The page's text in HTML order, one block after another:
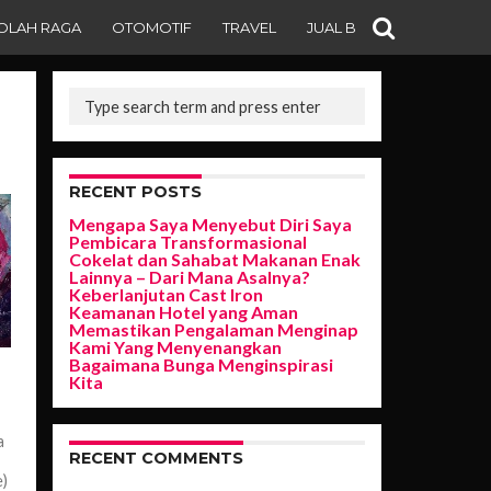
RAGA OTOMOTIF TRAVEL JUAL BELI
RECENT POSTS
Mengapa Saya Menyebut Diri Saya
Pembicara Transformasional
Cokelat dan Sahabat Makanan Enak
Lainnya – Dari Mana Asalnya?
Keberlanjutan Cast Iron
Keamanan Hotel yang Aman
Memastikan Pengalaman Menginap
Kami Yang Menyenangkan
Bagaimana Bunga Menginspirasi
Kita
RECENT COMMENTS